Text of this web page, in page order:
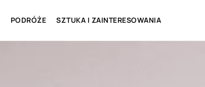
PODRÓŻE SZTUKA I ZAINTERESOWANIA